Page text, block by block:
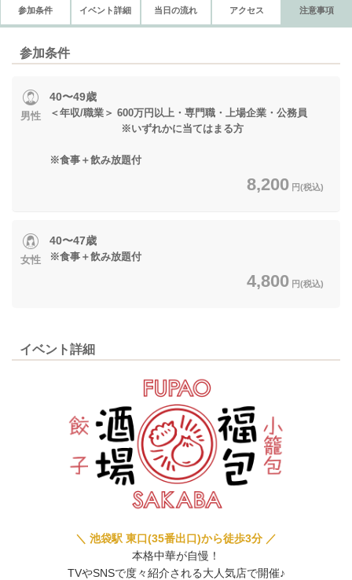
参加条件 イベント詳細 当日の流れ アクセス 注意事項
参加条件
男性
40〜49歳
＜年収/職業＞ 600万円以上・専門職・上場企業・公務員
※いずれかに当てはまる方
※食事＋飲み放題付
8,200 円(税込)
女性
40〜47歳
※食事＋飲み放題付
4,800 円(税込)
イベント詳細
＼ 池袋駅 東口(35番出口)から徒歩3分 ／
本格中華が自慢！
TVやSNSで度々紹介される大人気店で開催♪